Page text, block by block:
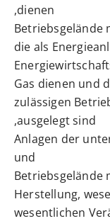
dienen,
Betriebsgelände
die als
Gas dienen und
zulässigen
ausgelegt sind,
Anlagen der
und
Betriebsgelände
Herstellung,
wesentlichen